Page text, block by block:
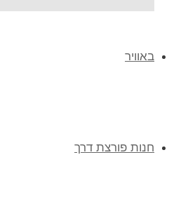
באוויר
חנות פורצת דרך